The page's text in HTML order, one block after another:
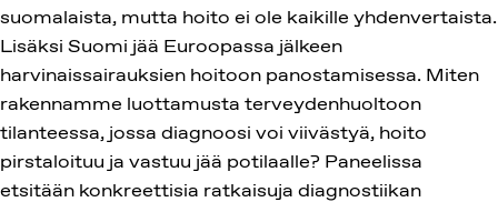
suomalaista, mutta hoito ei ole kaikille yhdenvertaista.
Lisäksi Suomi jää Euroopassa jälkeen
harvinaissairauksien hoitoon panostamisessa. Miten
rakennamme luottamusta terveydenhuoltoon
tilanteessa, jossa diagnoosi voi viivästyä, hoito
pirstaloituu ja vastuu jää potilaalle? Paneelissa
etsitään konkreettisia ratkaisuja diagnostiikan